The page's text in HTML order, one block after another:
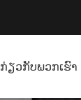
ກ່ຽວກັບພວກເຮົາ